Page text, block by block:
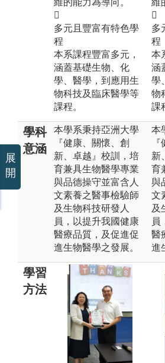

多元且豐富有特色學
程
本系課程豐富多元，
涵蓋基礎生物、化
學、醫學，到應用生
物科技及臨床醫學等
課程。

多
程
本
涵
學
物
課
學科
意涵
本學系秉持亞洲大學
『健康、關懷、創
新、卓越』校訓，培
育兼具生物醫學專業
與品德操守並富含人
文素養之醫事檢驗師
及生物科技研發人
員，以提升我國健康
醫療品質，及促進促
進生物醫學之發展。
本
新
育
與
文
及
員
醫
進
學習
方法
展
開